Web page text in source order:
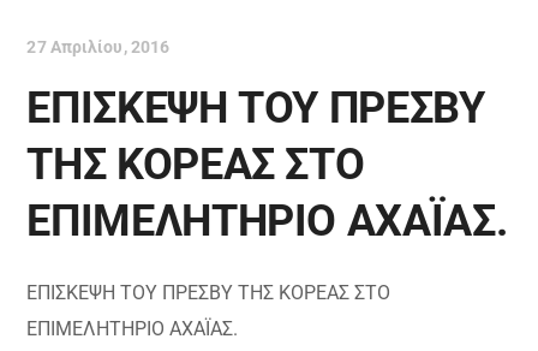
27 Απριλίου, 2016
ΕΠΙΣΚΕΨΗ ΤΟΥ ΠΡΕΣΒΥ
ΤΗΣ ΚΟΡΕΑΣ ΣΤΟ
ΕΠΙΜΕΛΗΤΗΡΙΟ ΑΧΑΪΑΣ.
ΕΠΙΣΚΕΨΗ ΤΟΥ ΠΡΕΣΒΥ ΤΗΣ ΚΟΡΕΑΣ ΣΤΟ
ΕΠΙΜΕΛΗΤΗΡΙΟ ΑΧΑΪΑΣ.